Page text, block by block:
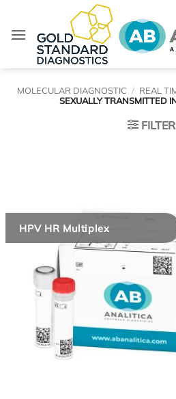
content
MOLECULAR DIAGNOSTIC / REAL
SEXUALLY TRANSMITTED
FILTER
HPV HR Multiplex